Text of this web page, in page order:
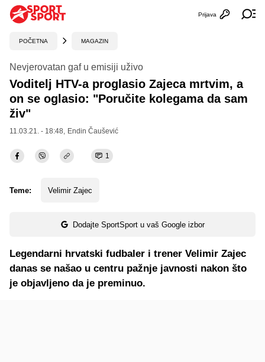
Otvori
Prijava
POČETNA MAGAZIN
Nevjerovatan gaf u emisiji uživo
Voditelj HTV-a proglasio Zajeca mrtvim, a
on se oglasio: "Poručite kolegama da sam
živ"
11.03.21. - 18:48, Endin Čaušević
1
Teme: Velimir Zajec
Dodajte SportSport u vaš Google izbor
Legendarni hrvatski fudbaler i trener Velimir Zajec
danas se našao u centru pažnje javnosti nakon što
je objavljeno da je preminuo.